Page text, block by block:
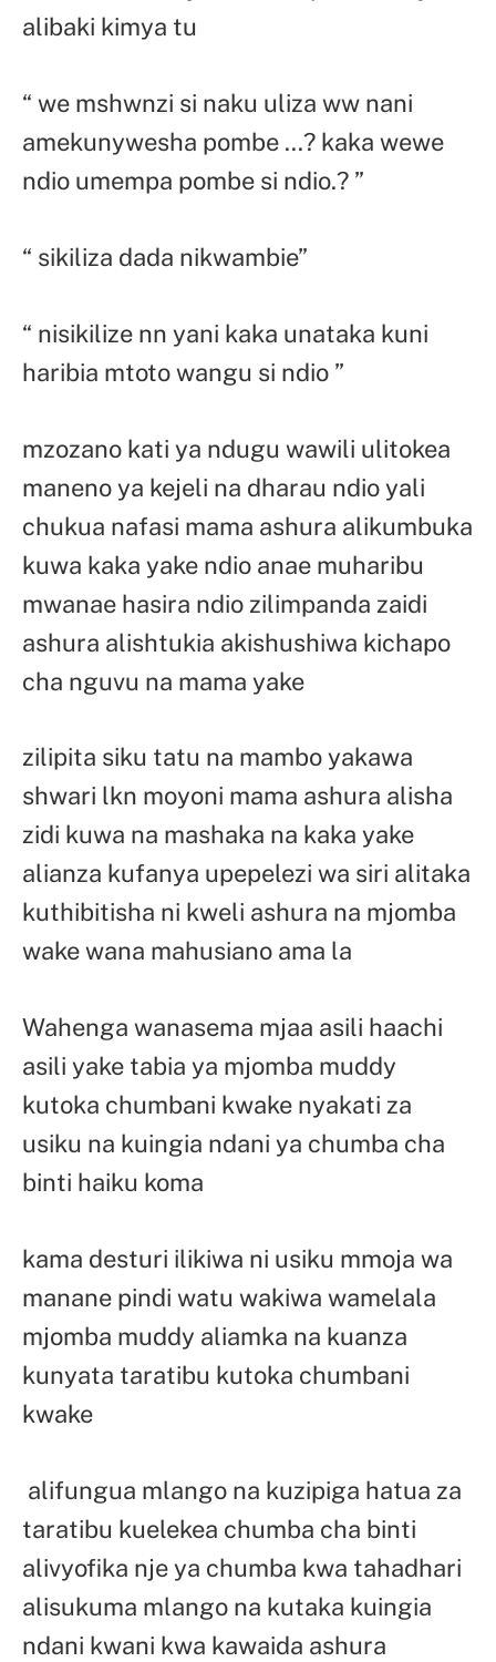
alibaki kimya tu
“ we mshwnzi si naku uliza ww nani
amekunywesha pombe …? kaka wewe
ndio umempa pombe si ndio.? ”
“ sikiliza dada nikwambie”
“ nisikilize nn yani kaka unataka kuni
haribia mtoto wangu si ndio ”
mzozano kati ya ndugu wawili ulitokea
maneno ya kejeli na dharau ndio yali
chukua nafasi mama ashura alikumbuka
kuwa kaka yake ndio anae muharibu
mwanae hasira ndio zilimpanda zaidi
ashura alishtukia akishushiwa kichapo
cha nguvu na mama yake
zilipita siku tatu na mambo yakawa
shwari lkn moyoni mama ashura alisha
zidi kuwa na mashaka na kaka yake
alianza kufanya upepelezi wa siri alitaka
kuthibitisha ni kweli ashura na mjomba
wake wana mahusiano ama la
Wahenga wanasema mjaa asili haachi
asili yake tabia ya mjomba muddy
kutoka chumbani kwake nyakati za
usiku na kuingia ndani ya chumba cha
binti haiku koma
kama desturi ilikiwa ni usiku mmoja wa
manane pindi watu wakiwa wamelala
mjomba muddy aliamka na kuanza
kunyata taratibu kutoka chumbani
kwake
alifungua mlango na kuzipiga hatua za
taratibu kuelekea chumba cha binti
alivyofika nje ya chumba kwa tahadhari
alisukuma mlango na kutaka kuingia
ndani kwani kwa kawaida ashura